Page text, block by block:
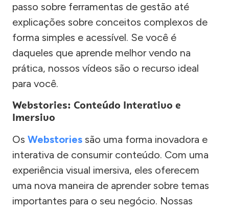
passo sobre ferramentas de gestão até
explicações sobre conceitos complexos de
forma simples e acessível. Se você é
daqueles que aprende melhor vendo na
prática, nossos vídeos são o recurso ideal
para você.
Webstories: Conteúdo Interativo e
Imersivo
Os Webstories são uma forma inovadora e
interativa de consumir conteúdo. Com uma
experiência visual imersiva, eles oferecem
uma nova maneira de aprender sobre temas
importantes para o seu negócio. Nossas